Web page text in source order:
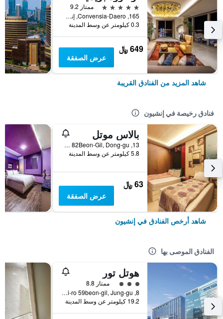
5 نجوم
ممتاز 9.2
165, Convensia-Daero, إنشيون, كوريا الجنوبية
0.3 كيلومتر عن وسط المدينة
649 ﷼
عرض الصفقة
شاهد المزيد من الفنادق القريبة
فنادق رخيصة في إنشيون
بالاس موتل
13, Songnim-ro 82Beon-Gil, Dong-gu, إنشيون, كوريا الجنوبية
5.8 كيلومتر عن وسط المدينة
63 ﷼
عرض الصفقة
شاهد أرخص الفنادق في إنشيون
الفنادق الموصى بها
هوتل تور
تقييم فئة 3ممتاز 8.8
8, Huinbawi-ro 59beon-gil, Jung-gu, إنشيون, كوريا الجنوبية
19.2 كيلومتر عن وسط المدينة